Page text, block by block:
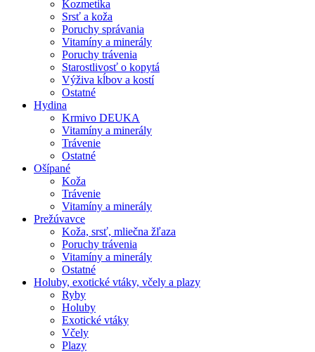
Kozmetika
Srsť a koža
Poruchy správania
Vitamíny a minerály
Poruchy trávenia
Starostlivosť o kopytá
Výživa kĺbov a kostí
Ostatné
Hydina
Krmivo DEUKA
Vitamíny a minerály
Trávenie
Ostatné
Ošípané
Koža
Trávenie
Vitamíny a minerály
Prežúvavce
Koža, srsť, mliečna žľaza
Poruchy trávenia
Vitamíny a minerály
Ostatné
Holuby, exotické vtáky, včely a plazy
Ryby
Holuby
Exotické vtáky
Včely
Plazy